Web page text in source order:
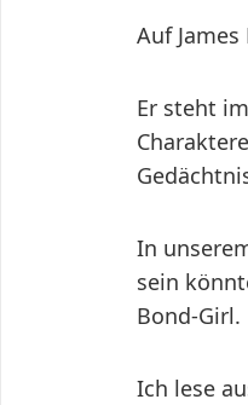
Auf
Er steht
In
sein
Bond-Girl.
Ich lese